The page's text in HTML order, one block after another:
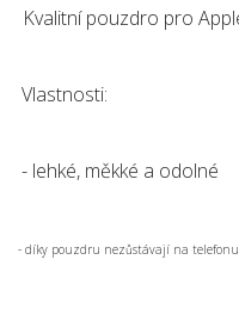
Kvalitní pouzdro pro
Vlastnosti:
- lehké, měkké a odolné
- díky pouzdru nezůstávají na